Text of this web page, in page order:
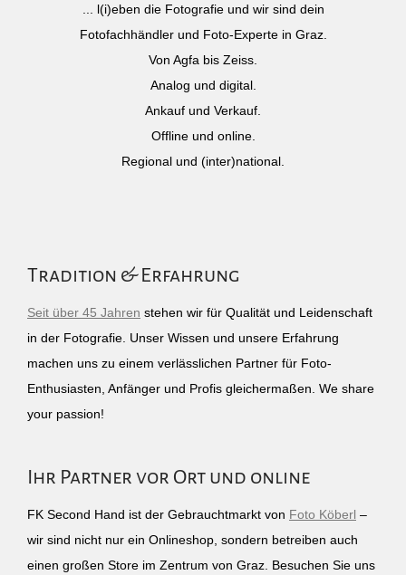
... l(i)eben die Fotografie und wir sind dein
Fotofachhändler und Foto-Experte in Graz.
Von Agfa bis Zeiss.
Analog und digital.
Ankauf und Verkauf.
Offline und online.
Regional und (inter)national.
Tradition & Erfahrung
Seit über 45 Jahren stehen wir für Qualität und Leidenschaft
in der Fotografie. Unser Wissen und unsere Erfahrung
machen uns zu einem verlässlichen Partner für Foto-
Enthusiasten, Anfänger und Profis gleichermaßen. We share
your passion!
Ihr Partner vor Ort und online
FK Second Hand ist der Gebrauchtmarkt von Foto Köberl –
wir sind nicht nur ein Onlineshop, sondern betreiben auch
einen großen Store im Zentrum von Graz. Besuchen Sie uns